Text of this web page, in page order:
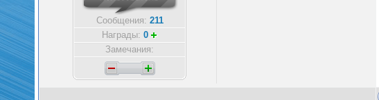
Сообщения: 211
Награды: 0
Замечания: